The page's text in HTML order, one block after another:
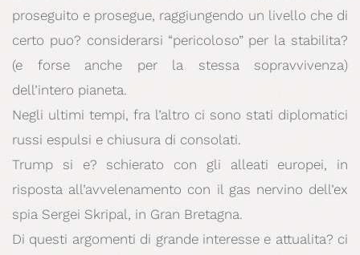
proseguito e prosegue, raggiungendo un livello che di
certo puo? considerarsi “pericoloso” per la stabilita?
(e forse anche per la stessa sopravvivenza)
dell’intero pianeta.
Negli ultimi tempi, fra l’altro ci sono stati diplomatici
russi espulsi e chiusura di consolati.
Trump si e? schierato con gli alleati europei, in
risposta all’avvelenamento con il gas nervino dell’ex
spia Sergei Skripal, in Gran Bretagna.
Di questi argomenti di grande interesse e attualita? ci